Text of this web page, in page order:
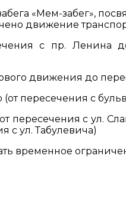
«Мем-забег»,
движение
с пр. Ленина
движения до
(от пересечения с
пересечения с ул.
с ул. Табулевича)
временное